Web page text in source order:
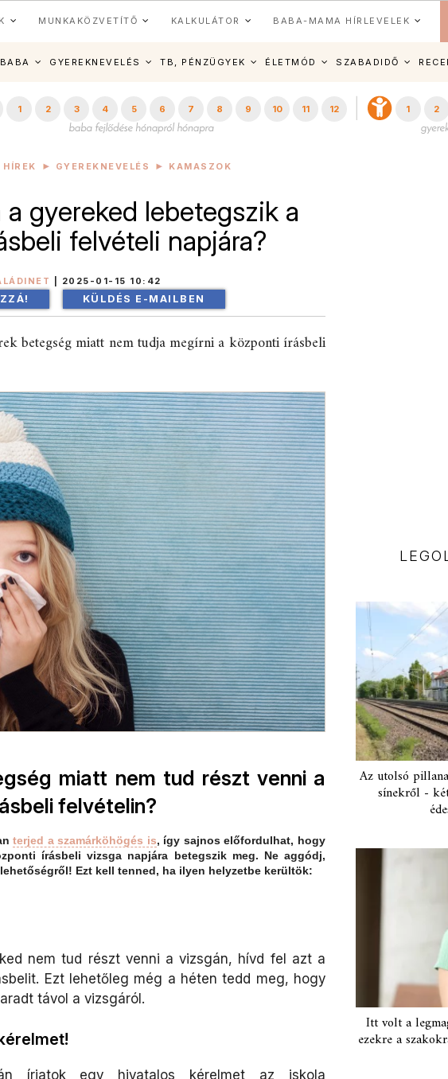
MUNKAKÖZVETÍTŐ KALKULÁTOR BABA-MAMA HÍRLEVELEK
BABA GYEREKNEVELÉS TB, PÉNZÜGYEK ÉLETMÓD SZABADIDŐ
1 2 3 4 5 6 7 8 9 10 11 12 1 2
GYEREKNEVELÉS KAMASZOK
gyereked lebetegszik a
felvételi napjára?
2025-01-15 10:42
KÜLDÉS E-MAILBEN
betegség miatt nem tudja megírni a központi írásbeli
miatt nem tud részt venni a
felvételin?
terjed a szamárköhögés is, így sajnos előfordulhat, hogy
írásbeli vizsga napjára betegszik meg. Ne aggódj,
Ezt kell tenned, ha ilyen helyzetbe kerültök:
nem tud részt venni a vizsgán, hívd fel azt a
Ezt lehetőleg még a héten tedd meg, hogy
távol a vizsgáról.
írjatok egy hivatalos kérelmet az iskola
Az utolsó
sínekről -
Itt volt a
ezekre a